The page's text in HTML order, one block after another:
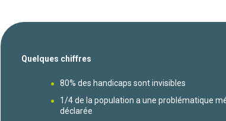
Quelques chiffres
80% des handicaps sont invisibles
1/4 de la population a une problématique
déclarée